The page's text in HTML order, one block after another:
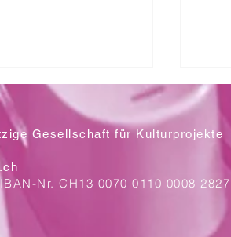
die neuen Plakate
Gesellschaft für Kulturprojekte
IBAN-Nr. CH13 0070 0110 0008